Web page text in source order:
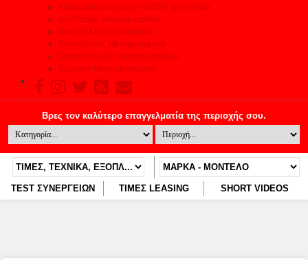
Μεταχειρισμένα μέχρι και 35% φτηνότερα
Αναζήτηση μεταχειρισμένου
Δοκιμές Μεταχειρισμένων
Αγοράζοντας Μεταχειρισμένο
Οδηγός Αγοράς Μεταχειρισμένου
Έμποροι Μεταχειρισμένων
TEST ΣΥΝΕΡΓΕΙΩΝ ΤΙΜΕΣ LEASING SHORT VIDEOS